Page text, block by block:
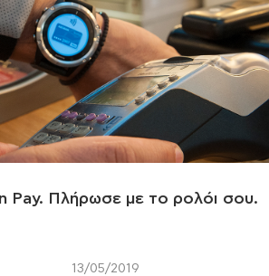
Pay. Πλήρωσε με το ρολόι σου.
13/05/2019